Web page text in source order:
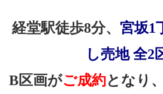
経堂駅徒歩8分、 宮坂1
し売地 全2
B区画がご成約となり、